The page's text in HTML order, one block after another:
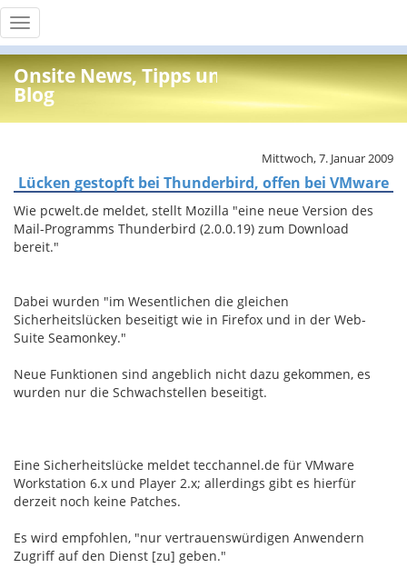
Toggle
navigation
Onsite News, Tipps und Info
Blog
Mittwoch, 7. Januar 2009
Lücken gestopft bei Thunderbird, offen bei VMware
Wie pcwelt.de meldet, stellt Mozilla "eine neue Version des
Mail-Programms Thunderbird (2.0.0.19) zum Download
bereit."
Dabei wurden "im Wesentlichen die gleichen
Sicherheitslücken beseitigt wie in Firefox und in der Web-
Suite Seamonkey."
Neue Funktionen sind angeblich nicht dazu gekommen, es
wurden nur die Schwachstellen beseitigt.
Eine Sicherheitslücke meldet tecchannel.de für VMware
Workstation 6.x und Player 2.x; allerdings gibt es hierfür
derzeit noch keine Patches.
Es wird empfohlen, "nur vertrauenswürdigen Anwendern
Zugriff auf den Dienst [zu] geben."